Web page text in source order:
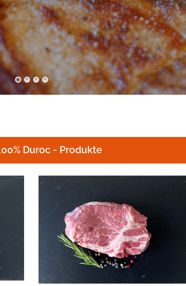
Duroc - Produkte